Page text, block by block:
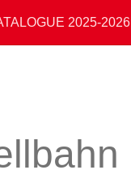
2025-2026||